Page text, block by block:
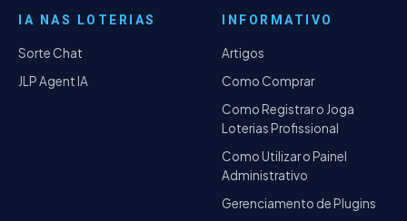
IA NAS LOTERIAS
Sorte Chat
JLP Agent IA
INFORMATIVO
Artigos
Como Comprar
Como Registrar o Joga
Loterias Profissional
Como Utilizar o Painel
Administrativo
Gerenciamento de Plugins